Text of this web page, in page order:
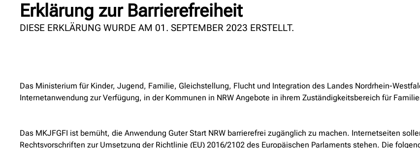
Erklärung zur Barrierefreiheit
DIESE ERKLÄRUNG WURDE AM 01. SEPTEMBER 2023 ERSTELLT.
Das Ministerium für Kinder, Jugend, Familie, Gleichstellung, Flucht und Integration des Landes Nordrhein-
Internetanwendung zur Verfügung, in der Kommunen in NRW Angebote in ihrem Zuständigkeitsbereich für
Das MKJFGFI ist bemüht, die Anwendung Guter Start NRW barrierefrei zugänglich zu machen. Internetseiten
Rechtsvorschriften zur Umsetzung der Richtlinie (EU) 2016/2102 des Europäischen Parlaments stehen. Die